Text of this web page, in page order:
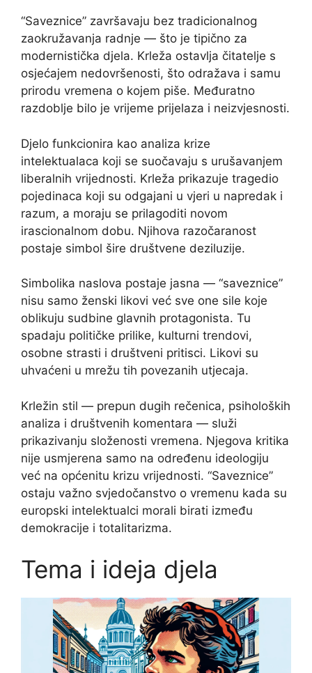
“Saveznice” završavaju bez tradicionalnog
zaokružavanja radnje — što je tipično za
modernistička djela. Krleža ostavlja čitatelje s
osjećajem nedovršenosti, što odražava i samu
prirodu vremena o kojem piše. Međuratno
razdoblje bilo je vrijeme prijelaza i neizvjesnosti.
Djelo funkcionira kao analiza krize
intelektualaca koji se suočavaju s urušavanjem
liberalnih vrijednosti. Krleža prikazuje tragedio
pojedinaca koji su odgajani u vjeri u napredak i
razum, a moraju se prilagoditi novom
irascionalnom dobu. Njihova razočaranost
postaje simbol šire društvene deziluzije.
Simbolika naslova postaje jasna — “saveznice”
nisu samo ženski likovi već sve one sile koje
oblikuju sudbine glavnih protagonista. Tu
spadaju političke prilike, kulturni trendovi,
osobne strasti i društveni pritisci. Likovi su
uhvaćeni u mrežu tih povezanih utjecaja.
Krležin stil — prepun dugih rečenica, psiholoških
analiza i društvenih komentara — služi
prikazivanju složenosti vremena. Njegova kritika
nije usmjerena samo na određenu ideologiju
već na općenitu krizu vrijednosti. “Saveznice”
ostaju važno svjedočanstvo o vremenu kada su
europski intelektualci morali birati između
demokracije i totalitarizma.
Tema i ideja djela